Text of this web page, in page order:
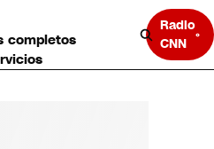
completos
Radio
CNN